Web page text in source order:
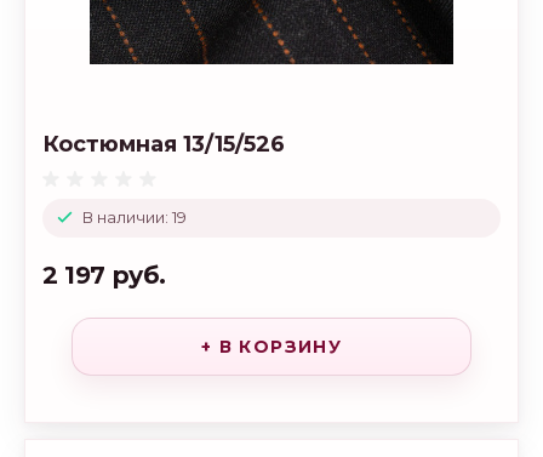
В наличии: 19
Костюмная 13/15/526
2 197 руб.
+ В КОРЗИНУ